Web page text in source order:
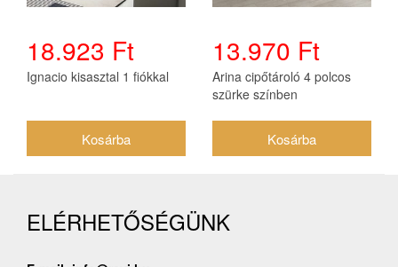
18.923 Ft
Ignacio kisasztal 1 fiókkal
13.970 Ft
Arina cipőtároló 4 polcos
szürke színben
ELÉRHETŐSÉGÜNK